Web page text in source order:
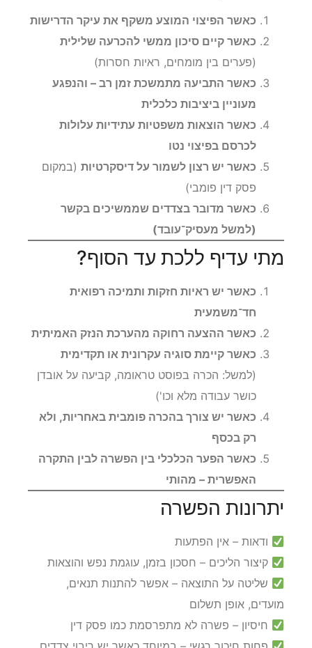
כאשר הפיצוי המוצע משקף את עיקר הדרישות
כאשר קיים סיכון ממשי להכרעה שלילית
(פערים בין מומחים, ראיות חסרות)
כאשר התביעה מתמשכת זמן רב – והנפגע
מעוניין ביציבות כלכלית
כאשר הוצאות משפטיות עתידיות עלולות
לכרסם בפיצוי נטו
כאשר יש רצון לשמור על דיסקרטיות (במקום
פסק דין פומבי)
כאשר מדובר בצדדים שממשיכים בקשר
(למשל מעסיק־עובד)
מתי עדיף ללכת עד הסוף?
כאשר יש ראיות חזקות ותמיכה רפואית
חד־משמעית
כאשר ההצעה רחוקה מהערכת הנזק האמיתית
כאשר קיימת סוגיה עקרונית או תקדימית
(למשל: הכרה בפוסט טראומה, קביעה על אובדן
כושר עבודה מלא וכו')
כאשר יש צורך בהכרה פומבית באחריות, ולא
רק בכסף
כאשר הפער הכלכלי בין הפשרה לבין התקרה
האפשרית – מהותי
יתרונות הפשרה
ודאות – אין הפתעות
קיצור הליכים – חסכון בזמן, עוגמת נפש והוצאות
שליטה על התוצאה – אפשר להתנות תנאים,
מועדים, אופן תשלום
חיסיון – פשרה לא מתפרסמת כמו פסק דין